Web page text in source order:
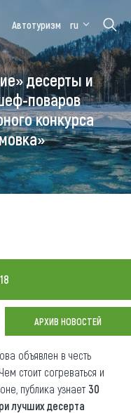
Алтайская
зимовка
Автотуризм ru
десерты и
поваров
конкурса
АРХИВ НОВОСТЕЙ
объявлен в честь
стоит согреваться и
публика узнает 30
лучших десерта